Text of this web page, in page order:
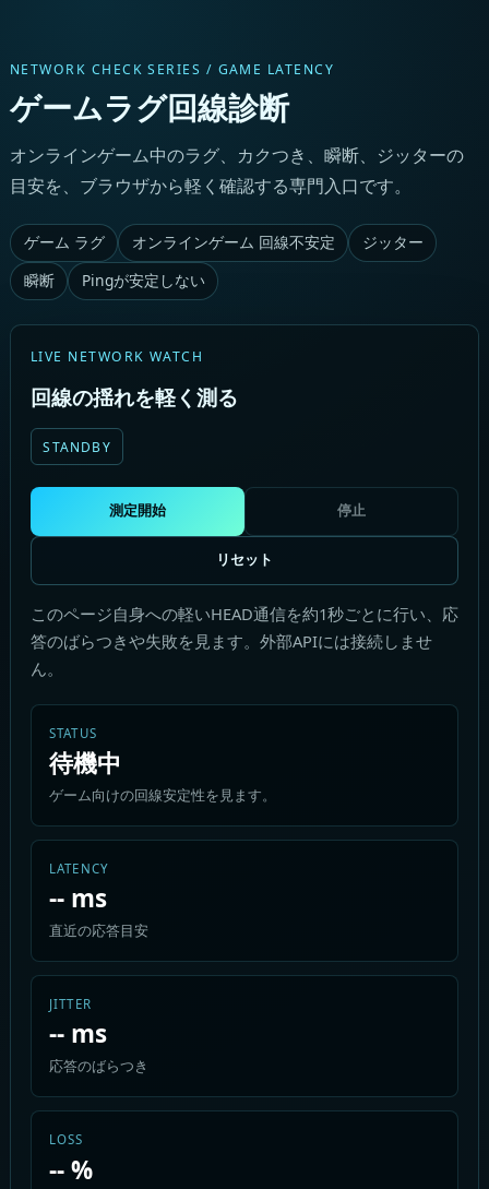
NETWORK CHECK SERIES / GAME LATENCY
ゲームラグ回線診断
オンラインゲーム中のラグ、カクつき、瞬断、ジッターの
目安を、ブラウザから軽く確認する専門入口です。
ゲーム ラグ オンラインゲーム 回線不安定
ジッター
瞬断
Pingが安定しない
LIVE NETWORK WATCH
回線の揺れを軽く測る
STANDBY
測定開始 停止
リセット
このページ自身への軽いHEAD通信を約1秒ごとに行い、応
答のばらつきや失敗を見ます。外部APIには接続しませ
ん。
STATUS
待機中
ゲーム向けの回線安定性を見ます。
LATENCY
-- ms
直近の応答目安
JITTER
-- ms
応答のばらつき
LOSS
-- %